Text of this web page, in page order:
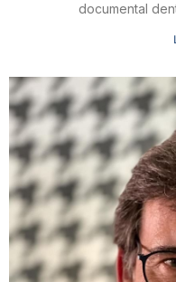
documental